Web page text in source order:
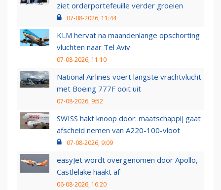
ziet orderportefeuille verder groeien
07-08-2026, 11:44
KLM hervat na maandenlange opschorting
vluchten naar Tel Aviv
07-08-2026, 11:10
National Airlines voert langste vrachtvlucht
met Boeing 777F ooit uit
07-08-2026, 9:52
SWISS hakt knoop door: maatschappij gaat
afscheid nemen van A220-100-vloot
07-08-2026, 9:09
easyJet wordt overgenomen door Apollo,
Castlelake haakt af
06-08-2026, 16:20